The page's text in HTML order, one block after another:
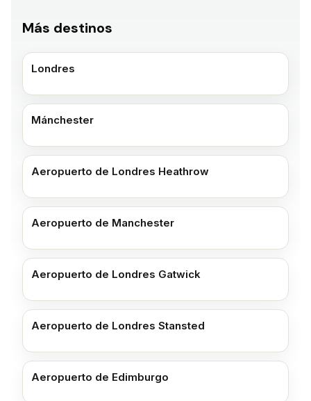
Más destinos
Londres
Mánchester
Aeropuerto de Londres Heathrow
Aeropuerto de Manchester
Aeropuerto de Londres Gatwick
Aeropuerto de Londres Stansted
Aeropuerto de Edimburgo